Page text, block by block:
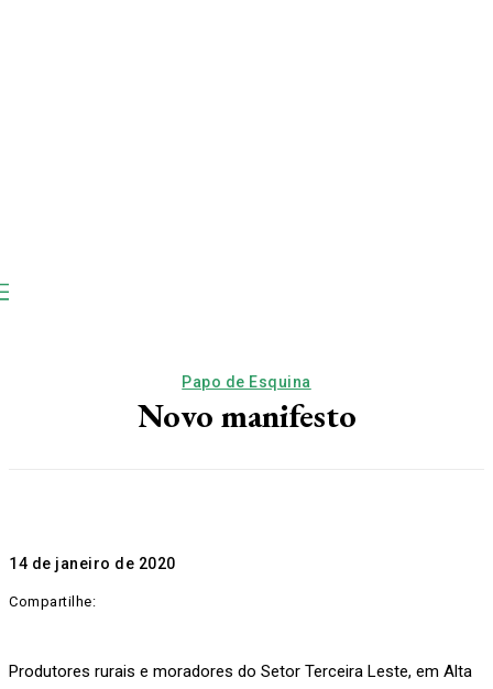
Papo de Esquina
Novo manifesto
14 de janeiro de 2020
Compartilhe:
Produtores rurais e moradores do Setor Terceira Leste, em Alta